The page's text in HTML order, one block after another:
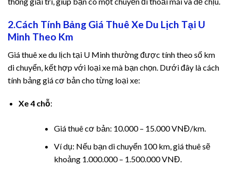
2.Cách Tính Bảng Giá Thuê Xe Du Lịch Tại U
Minh Theo Km
Giá thuê xe du lịch tại U Minh thường được tính theo số km
di chuyển, kết hợp với loại xe mà bạn chọn. Dưới đây là cách
tính bảng giá cơ bản cho từng loại xe:
Xe 4 chỗ:
Giá thuê cơ bản: 10.000 – 15.000 VNĐ/km.
Ví dụ: Nếu bạn di chuyển 100 km, giá thuê sẽ
khoảng 1.000.000 – 1.500.000 VNĐ.